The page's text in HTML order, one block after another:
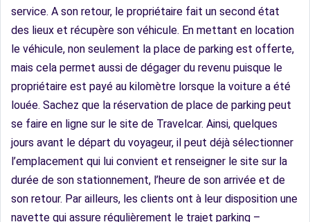
service. A son retour, le propriétaire fait un second état
des lieux et récupère son véhicule. En mettant en location
le véhicule, non seulement la place de parking est offerte,
mais cela permet aussi de dégager du revenu puisque le
propriétaire est payé au kilomètre lorsque la voiture a été
louée. Sachez que la réservation de place de parking peut
se faire en ligne sur le site de Travelcar. Ainsi, quelques
jours avant le départ du voyageur, il peut déjà sélectionner
l’emplacement qui lui convient et renseigner le site sur la
durée de son stationnement, l’heure de son arrivée et de
son retour. Par ailleurs, les clients ont à leur disposition une
navette qui assure régulièrement le trajet parking –